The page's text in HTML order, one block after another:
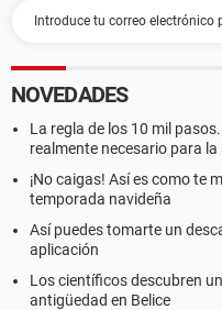
NOVEDADES
La regla de los 10 mil
realmente necesario para la
¡No caigas! Así es como te
temporada navideña
Así puedes tomarte un
aplicación
Los científicos descubren
antigüedad en Belice